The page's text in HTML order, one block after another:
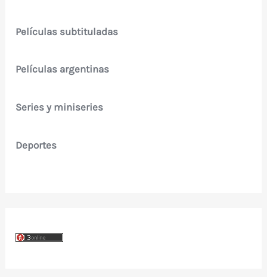
Películas subtituladas
Películas argentinas
Series y miniseries
Deportes